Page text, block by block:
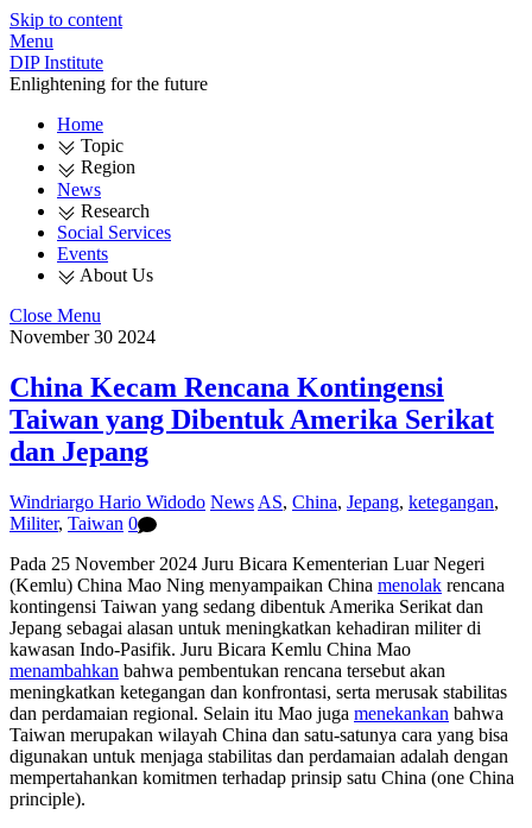
Skip to content
Menu
DIP Institute
Enlightening for the future
Home
Topic
Region
News
Research
Social Services
Events
About Us
Close Menu
November 30 2024
China Kecam Rencana Kontingensi
Taiwan yang Dibentuk Amerika Serikat
dan Jepang
Windriargo Hario Widodo News AS, China, Jepang, ketegangan,
Militer, Taiwan 0
Pada 25 November 2024 Juru Bicara Kementerian Luar Negeri
(Kemlu) China Mao Ning menyampaikan China menolak rencana
kontingensi Taiwan yang sedang dibentuk Amerika Serikat dan
Jepang sebagai alasan untuk meningkatkan kehadiran militer di
kawasan Indo-Pasifik. Juru Bicara Kemlu China Mao
menambahkan bahwa pembentukan rencana tersebut akan
meningkatkan ketegangan dan konfrontasi, serta merusak stabilitas
dan perdamaian regional. Selain itu Mao juga menekankan bahwa
Taiwan merupakan wilayah China dan satu-satunya cara yang bisa
digunakan untuk menjaga stabilitas dan perdamaian adalah dengan
mempertahankan komitmen terhadap prinsip satu China (one China
principle).